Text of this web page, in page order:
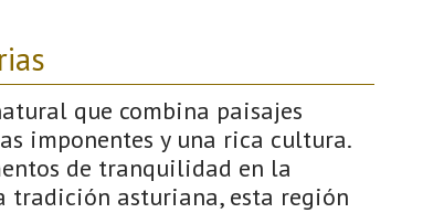
que combina paisajes
imponentes y una rica cultura.
de tranquilidad en la
asturiana, esta región